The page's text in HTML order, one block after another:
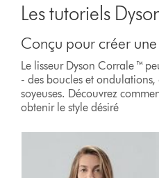
Les tutoriels
Conçu pour créer
Le lisseur Dyson Corrale ™
- des boucles et ondulations,
soyeuses. Découvrez
obtenir le style désiré